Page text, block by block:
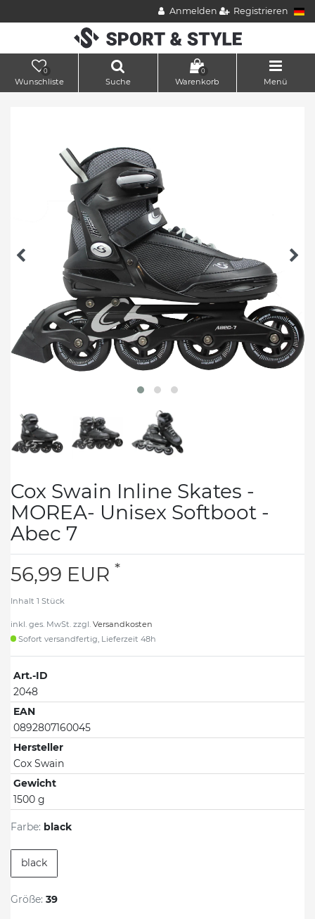
Anmelden Registrieren
0
Wunschliste Suche
0
Warenkorb Menü
Cox Swain Inline Skates -
MOREA- Unisex Softboot -
Abec 7
56,99 EUR *
Inhalt 1 Stück
inkl. ges. MwSt. zzgl. Versandkosten
Sofort versandfertig, Lieferzeit 48h
Art.-ID
2048
EAN
0892807160045
Hersteller
Cox Swain
Gewicht
1500 g
Farbe: black
black
Größe: 39